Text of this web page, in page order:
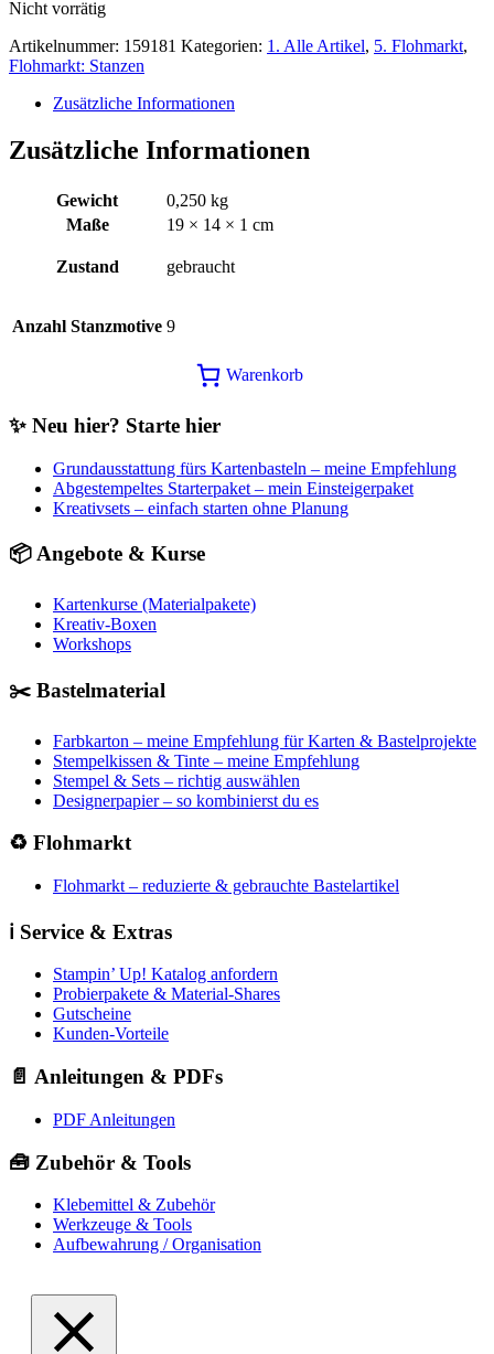
Nicht vorrätig
Artikelnummer: 159181 Kategorien: 1. Alle Artikel, 5. Flohmarkt,
Flohmarkt: Stanzen
Zusätzliche Informationen
Zusätzliche Informationen
Gewicht
0,250 kg
Maße
19 × 14 × 1 cm
Zustand gebraucht
Anzahl Stanzmotive 9
Warenkorb
✨ Neu hier? Starte hier
Grundausstattung fürs Kartenbasteln – meine Empfehlung
Abgestempeltes Starterpaket – mein Einsteigerpaket
Kreativsets – einfach starten ohne Planung
📦 Angebote & Kurse
Kartenkurse (Materialpakete)
Kreativ-Boxen
Workshops
✂️ Bastelmaterial
Farbkarton – meine Empfehlung für Karten & Bastelprojekte
Stempelkissen & Tinte – meine Empfehlung
Stempel & Sets – richtig auswählen
Designerpapier – so kombinierst du es
♻️ Flohmarkt
Flohmarkt – reduzierte & gebrauchte Bastelartikel
ℹ️ Service & Extras
Stampin’ Up! Katalog anfordern
Probierpakete & Material-Shares
Gutscheine
Kunden-Vorteile
📄 Anleitungen & PDFs
PDF Anleitungen
🧰 Zubehör & Tools
Klebemittel & Zubehör
Werkzeuge & Tools
Aufbewahrung / Organisation